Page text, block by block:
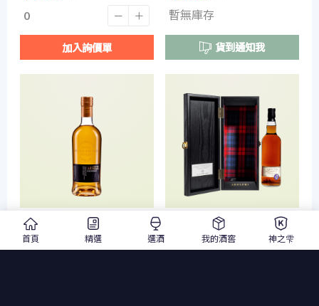
加入詢價單
暫無庫存
貨到通知我
艾德麥康「 強韻 」 AD/ 09.22
58.4%泥煤批次原酒 單一麥芽
威士忌
Adelphi艾德菲布納哈本1997
25年(十周年特仕版豪邁)
Gorda雪莉桶單一麥芽蘇格蘭
首頁 精選 選酒 我的酒窖 神之雫